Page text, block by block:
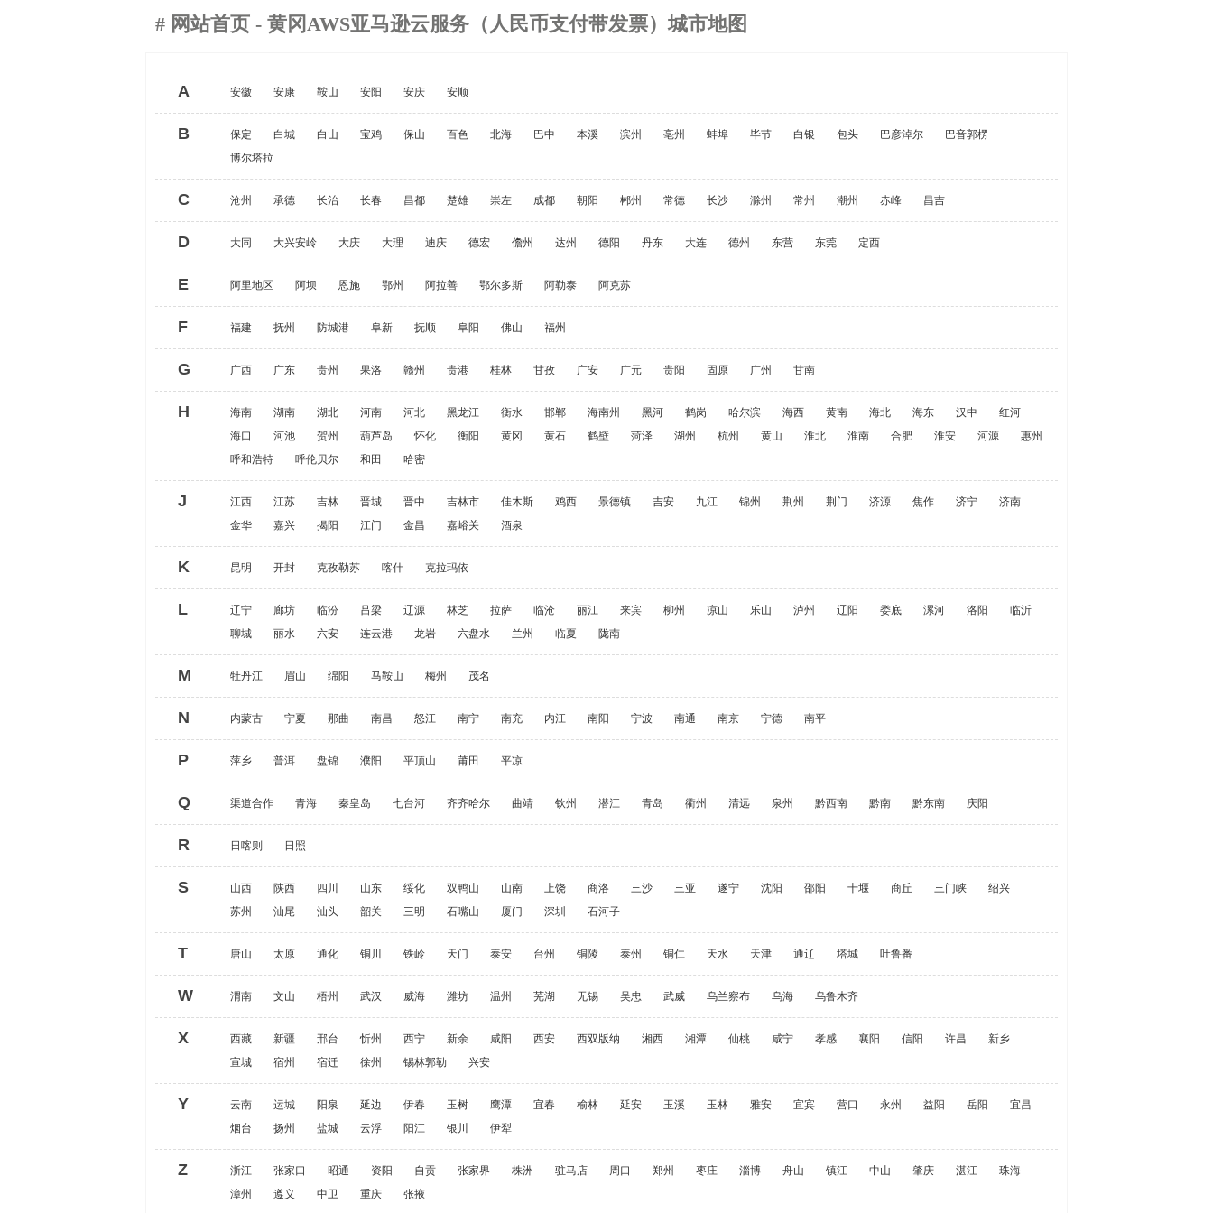
# 网站首页 - 黄冈AWS亚马逊云服务（人民币支付带发票）城市地图
A 安徽 安康 鞍山 安阳 安庆 安顺
B 保定 白城 白山 宝鸡 保山 百色 北海 巴中 本溪 滨州 亳州 蚌埠 毕节 白银 包头 巴彦淖尔
巴音郭楞
博尔塔拉
C 沧州 承德 长治 长春 昌都 楚雄 崇左 成都 朝阳 郴州 常德 长沙 滁州 常州 潮州 赤峰 昌吉
D 大同 大兴安岭 大庆 大理 迪庆 德宏 儋州 达州 德阳 丹东 大连 德州 东营 东莞 定西
E 阿里地区 阿坝 恩施 鄂州 阿拉善 鄂尔多斯 阿勒泰 阿克苏
F 福建 抚州 防城港 阜新 抚顺 阜阳 佛山 福州
G 广西 广东 贵州 果洛 赣州 贵港 桂林 甘孜 广安 广元 贵阳 固原 广州 甘南
H 海南 湖南 湖北 河南 河北 黑龙江 衡水 邯郸 海南州 黑河 鹤岗 哈尔滨 海西 黄南 海北 海东 汉中
红河
海口
河池 贺州 葫芦岛 怀化 衡阳 黄冈 黄石 鹤壁 菏泽 湖州 杭州 黄山 淮北 淮南 合肥 淮安 河源
惠州
呼和浩特
呼伦贝尔 和田 哈密
J 江西 江苏 吉林 晋城 晋中 吉林市 佳木斯 鸡西 景德镇 吉安 九江 锦州 荆州 荆门 济源 焦作 济宁
济南
金华
嘉兴 揭阳 江门 金昌 嘉峪关 酒泉
K 昆明 开封 克孜勒苏 喀什 克拉玛依
L 辽宁 廊坊 临汾 吕梁 辽源 林芝 拉萨 临沧 丽江 来宾 柳州 凉山 乐山 泸州 辽阳 娄底 漯河 洛阳
临沂
聊城
丽水 六安 连云港 龙岩 六盘水 兰州 临夏 陇南
M 牡丹江 眉山 绵阳 马鞍山 梅州 茂名
N 内蒙古 宁夏 那曲 南昌 怒江 南宁 南充 内江 南阳 宁波 南通 南京 宁德 南平
P 萍乡 普洱 盘锦 濮阳 平顶山 莆田 平凉
Q 渠道合作 青海 秦皇岛 七台河 齐齐哈尔 曲靖 钦州 潜江 青岛 衢州 清远 泉州 黔西南 黔南 黔东南 庆阳
R 日喀则 日照
S 山西 陕西 四川 山东 绥化 双鸭山 山南 上饶 商洛 三沙 三亚 遂宁 沈阳 邵阳 十堰 商丘 三门峡
绍兴
苏州
汕尾 汕头 韶关 三明 石嘴山 厦门 深圳 石河子
T 唐山 太原 通化 铜川 铁岭 天门 泰安 台州 铜陵 泰州 铜仁 天水 天津 通辽 塔城 吐鲁番
W 渭南 文山 梧州 武汉 威海 潍坊 温州 芜湖 无锡 吴忠 武威 乌兰察布 乌海 乌鲁木齐
X 西藏 新疆 邢台 忻州 西宁 新余 咸阳 西安 西双版纳 湘西 湘潭 仙桃 咸宁 孝感 襄阳 信阳 许昌
新乡
宣城
宿州 宿迁 徐州 锡林郭勒 兴安
Y 云南 运城 阳泉 延边 伊春 玉树 鹰潭 宜春 榆林 延安 玉溪 玉林 雅安 宜宾 营口 永州 益阳 岳阳
宜昌
烟台
扬州 盐城 云浮 阳江 银川 伊犁
Z 浙江 张家口 昭通 资阳 自贡 张家界 株洲 驻马店 周口 郑州 枣庄 淄博 舟山 镇江 中山 肇庆 湛江
珠海
漳州
遵义 中卫 重庆 张掖